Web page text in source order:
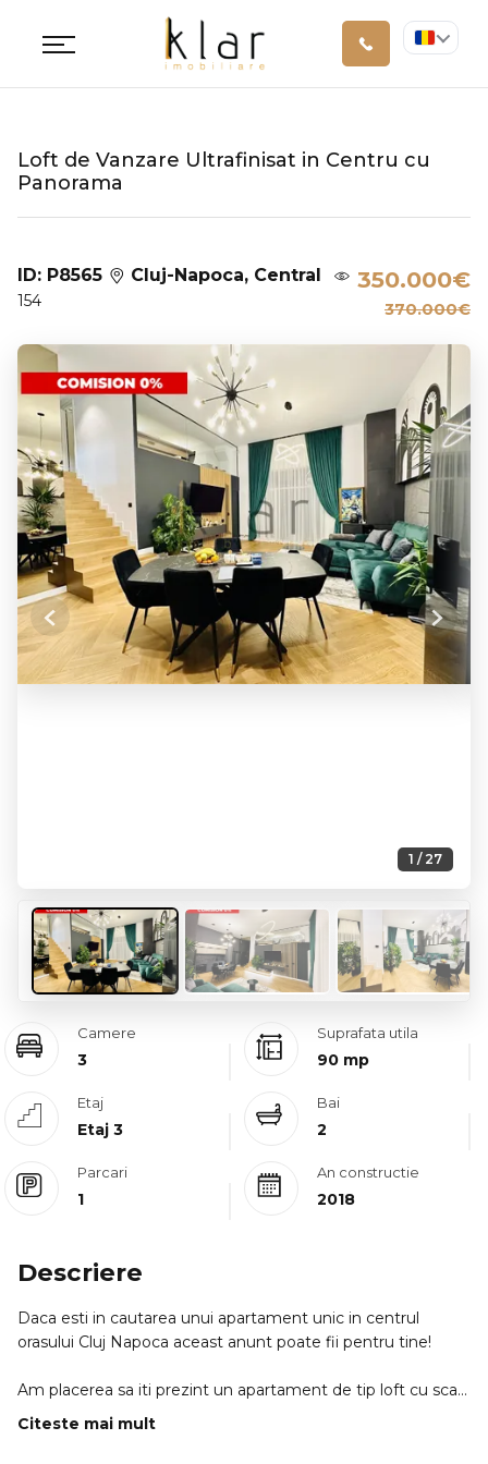
Loft de Vanzare Ultrafinisat in Centru cu
Panorama
ID: P8565 Cluj-Napoca, Central
154
350.000€
370.000€
1 / 27
Previous Next
Camere
3
Suprafata utila
90 mp
Etaj
Etaj 3
Bai
2
Parcari
1
An constructie
2018
Descriere
Daca esti in cautarea unui apartament unic in centrul
orasului Cluj Napoca aceast anunt poate fii pentru tine!
Am placerea sa iti prezint un apartament de tip loft cu scara
interioara amenajat pana in cel mai mic detaliu sub
Citeste mai mult